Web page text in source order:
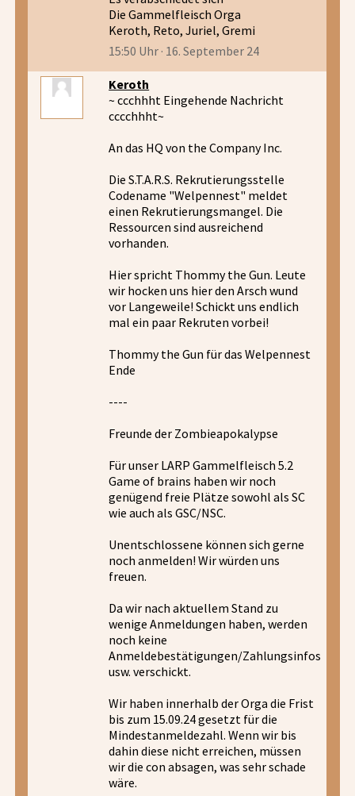
Die Gammelfleisch Orga
Keroth, Reto, Juriel, Gremi
15:50 Uhr · 16. September 24
Keroth
~ ccchhht Eingehende Nachricht
cccchhht~
An das HQ von the Company Inc.
Die S.T.A.R.S. Rekrutierungsstelle
Codename "Welpennest" meldet
einen Rekrutierungsmangel. Die
Ressourcen sind ausreichend
vorhanden.
Hier spricht Thommy the Gun. Leute
wir hocken uns hier den Arsch wund
vor Langeweile! Schickt uns endlich
mal ein paar Rekruten vorbei!
Thommy the Gun für das Welpennest
Ende
----
Freunde der Zombieapokalypse
Für unser LARP Gammelfleisch 5.2
Game of brains haben wir noch
genügend freie Plätze sowohl als SC
wie auch als GSC/NSC.
Unentschlossene können sich gerne
noch anmelden! Wir würden uns
freuen.
Da wir nach aktuellem Stand zu
wenige Anmeldungen haben, werden
noch keine
Anmeldebestätigungen/Zahlungsinfos
usw. verschickt.
Wir haben innerhalb der Orga die Frist
bis zum 15.09.24 gesetzt für die
Mindestanmeldezahl. Wenn wir bis
dahin diese nicht erreichen, müssen
wir die con absagen, was sehr schade
wäre.